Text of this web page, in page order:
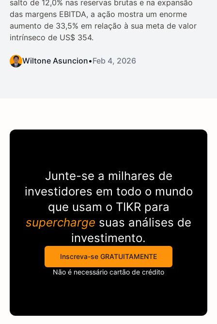
salto de 12,0% nas reservas brutas e na expansão
das margens EBITDA, a ação mostra um enorme
aumento de 33,5% em relação à sua meta de valor
intrínseco de US$ 354.
Wiltone Asuncion•Feb 4, 2026
Junte-se a milhares de
investidores em todo o mundo
que usam o TIKRpara
supercharge suas análises de
investimento.
Inscreva-se GRATUITAMENTE
Não é necessário cartão de crédito